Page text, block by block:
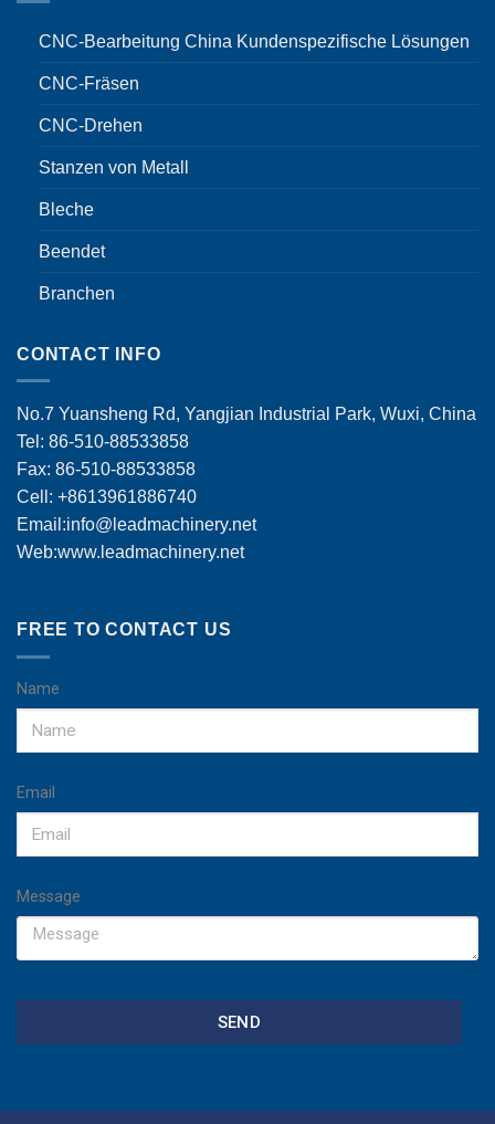
CNC-Bearbeitung China Kundenspezifische Lösungen
CNC-Fräsen
CNC-Drehen
Stanzen von Metall
Bleche
Beendet
Branchen
CONTACT INFO
No.7 Yuansheng Rd, Yangjian Industrial Park, Wuxi, China
Tel: 86-510-88533858
Fax: 86-510-88533858
Cell: +8613961886740
Email:info@leadmachinery.net
Web:www.leadmachinery.net
FREE TO CONTACT US
Name
Email
Message
SEND